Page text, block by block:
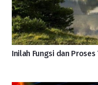
Inilah Fungsi dan